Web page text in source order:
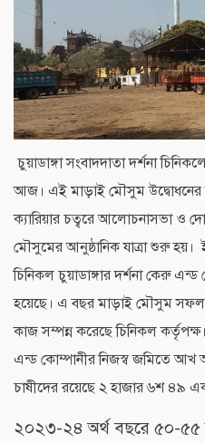
চুয়াডাঙ্গা সংবাদদাতা দর্শনা
আজ। এই মাড়াই মৌসুম
ক্যারিয়ার চত্বরে আলোচনাসভা ও
মৌসুমের আনুষ্ঠানিক যাত্রা শুরু
চিনিকল চুয়াডাঙ্গার দর্শনা কেরু
হয়েছে। এ বছর মাড়াই মৌসুম সফল
কাজ সম্পন্ন করেছে চিনিকল
এন্ড কোম্পানীর নিজস্ব জমিতে
চাষীদের রয়েছে ২ হাজার ৬শ ৪৯
২০২৩-২৪ অর্থ বছরে ৫০-৫৫